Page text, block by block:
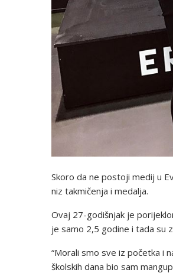
Skoro da ne postoji medij u
niz takmičenja i medalja.
Ovaj 27-godišnjak je
je samo 2,5 godine i tada su
“Morali smo sve iz početka i
školskih dana bio sam